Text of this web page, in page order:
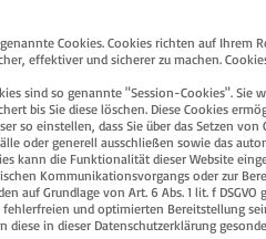
Cookies. Cookies richten auf Ihrem
effektiver und sicherer zu machen.
sind so genannte "Session-Cookies". Sie
bis Sie diese löschen. Diese Cookies
so einstellen, dass Sie über das Setzen
oder generell ausschließen sowie das
kann die Funktionalität dieser Website
Kommunikationsvorgangs oder zur
auf Grundlage von Art. 6 Abs. 1 lit. f
und optimierten Bereitstellung
diese in dieser Datenschutzerklärung